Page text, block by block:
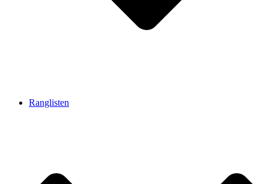
Ranglisten